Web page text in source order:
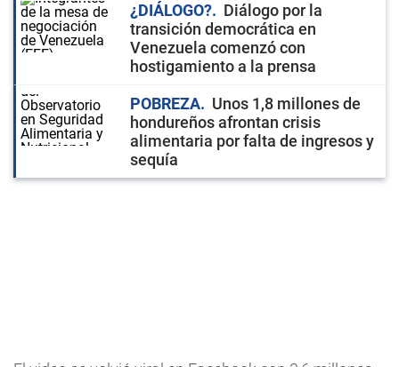
¿DIÁLOGO?
Diálogo por la
transición democrática en
Venezuela comenzó con
hostigamiento a la prensa
POBREZA
Unos 1,8 millones de
hondureños afrontan crisis
alimentaria por falta de ingresos y
sequía